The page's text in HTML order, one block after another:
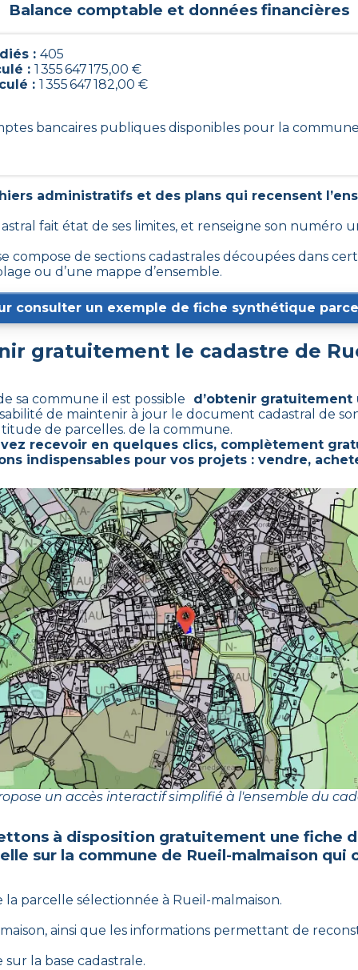
Balance comptable et données financières
: 405
: 1 355 647 175,00 €
: 1 355 647 182,00 €
bancaires publiques disponibles pour la
administratifs et des plans qui recensent
fait état de ses limites, et renseigne son numéro
compose de sections cadastrales découpées dans
ou d’une mappe d’ensemble.
consulter un exemple de fiche synthétique
gratuitement le cadastre de
sa commune il est possible d’obtenir gratuitement
de maintenir à jour le document cadastral de
de parcelles. de la commune.
recevoir en quelques clics, complètement
indispensables pour vos projets : vendre,
un accès interactif simplifié à l'ensemble du
à disposition gratuitement une fiche
sur la commune de Rueil-malmaison qui
parcelle sélectionnée à Rueil-malmaison.
, ainsi que les informations permettant de
la base cadastrale.